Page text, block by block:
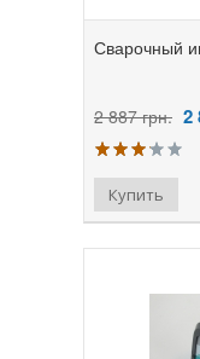
Сварочный
2 887 грн. 2